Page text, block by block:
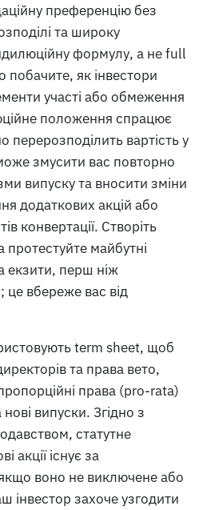
преференцію без
та широку
формулу, а не full
як інвестори
участі або обмеження
положення спрацює
перерозподілить вартість у
змусити вас повторно
випуску та вносити зміни
додаткових акцій або
конвертації. Створіть
майбутні
екзити, перш ніж
це вбереже вас від
term sheet, щоб
та права вето,
права (pro-rata)
випуски. Згідно з
статутне
акції існує за
воно не виключене або
інвестор захоче узгодити